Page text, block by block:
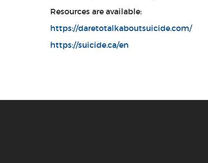
Resources are available:
https://daretotalkaboutsuicide.com/
https://suicide.ca/en